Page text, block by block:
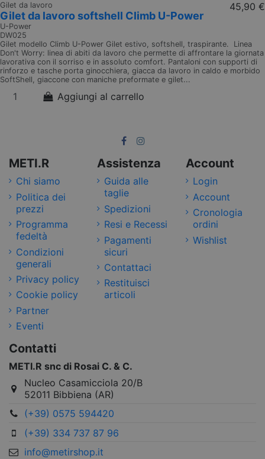
Gilet da lavoro
Gilet da lavoro softshell Climb U-Power
U-Power
DW025
45,90 €
Gilet modello Climb U-Power Gilet estivo, softshell, traspirante. Linea
Don't Worry: linea di abiti da lavoro che permette di affrontare la giornata
lavorativa con il sorriso e in assoluto comfort. Pantaloni con supporti di
rinforzo e tasche porta ginocchiera, giacca da lavoro in caldo e morbido
SoftShell, giaccone con maniche preformate e gilet...
Aggiungi al carrello
METI.R
Chi siamo
Politica dei
prezzi
Programma
fedeltà
Condizioni
generali
Privacy policy
Cookie policy
Partner
Eventi
Assistenza
Guida alle
taglie
Spedizioni
Resi e Recessi
Pagamenti
sicuri
Contattaci
Restituisci
articoli
Account
Login
Account
Cronologia
ordini
Wishlist
Contatti
METI.R snc di Rosai C. & C.
Nucleo Casamicciola 20/B
52011 Bibbiena (AR)
(+39) 0575 594420
(+39) 334 737 87 96
info@metirshop.it